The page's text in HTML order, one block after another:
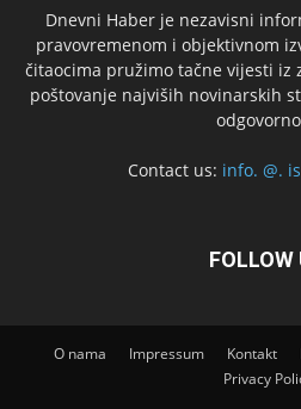
Dnevni Haber je nezavisni
pravovremenom i objektivnom
čitaocima pružimo tačne vijesti iz
poštovanje najviših novinarskih
Contact us: info. @.
FOLLOW
O nama Impressum Kontakt
Privacy